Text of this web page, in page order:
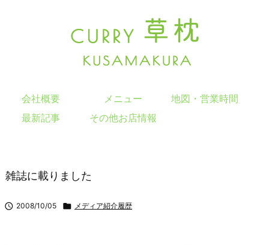
会社概要 メニュー
地図・営業時間
最新記事
その他お店情報
雑誌に載りました
 2008/10/05  メディア紹介履歴